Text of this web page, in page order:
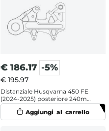
€ 186.17 -5%
€ 195.97
Distanziale Husqvarna 450 FE
(2024-2025) posteriore 240mm
- Moto Master